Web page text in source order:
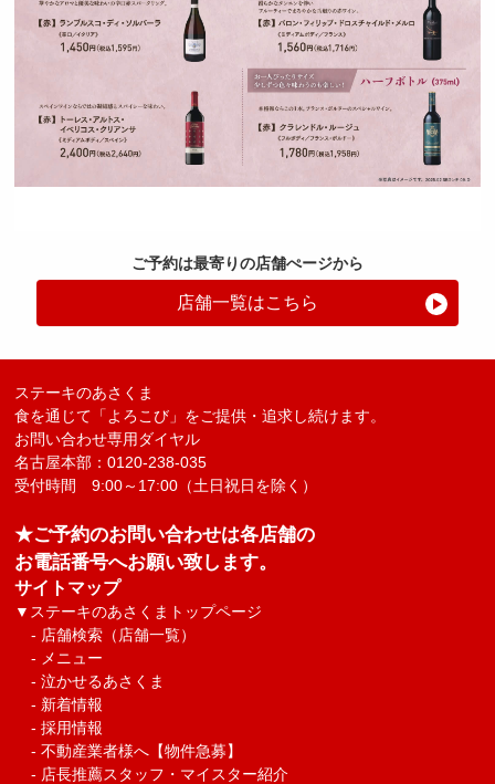
ご予約は最寄りの店舗ぺージから
店舗一覧はこちら
ステーキのあさくま
食を通じて「よろこび」をご提供・追求し続けます。
お問い合わせ専用ダイヤル
名古屋本部：0120-238-035
受付時間 9:00～17:00（土日祝日を除く）
★ご予約のお問い合わせは各店舗の
お電話番号へお願い致します。
サイトマップ
▼ ステーキのあさくまトップページ
- 店舗検索（店舗一覧）
- メニュー
-泣かせるあさくま
- 新着情報
-採用情報
-不動産業者様へ【物件急募】
- 店長推薦スタッフ・マイスター紹介